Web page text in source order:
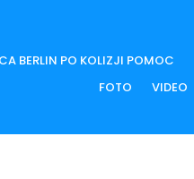
BERLIN PO KOLIZJI POMOC
FOTO
VIDEO